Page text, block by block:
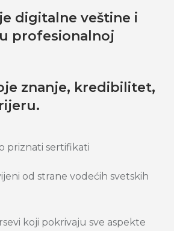
digitalne veštine i
profesionalnoj
znanje, kredibilitet,
priznati sertifikati
od strane vodećih svetskih
koji pokrivaju sve aspekte